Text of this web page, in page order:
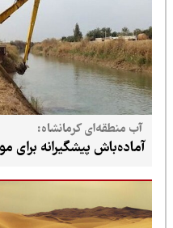
آب منطقه‌ای کرمانشاه:
آماده‌باش پیشگیرانه برای